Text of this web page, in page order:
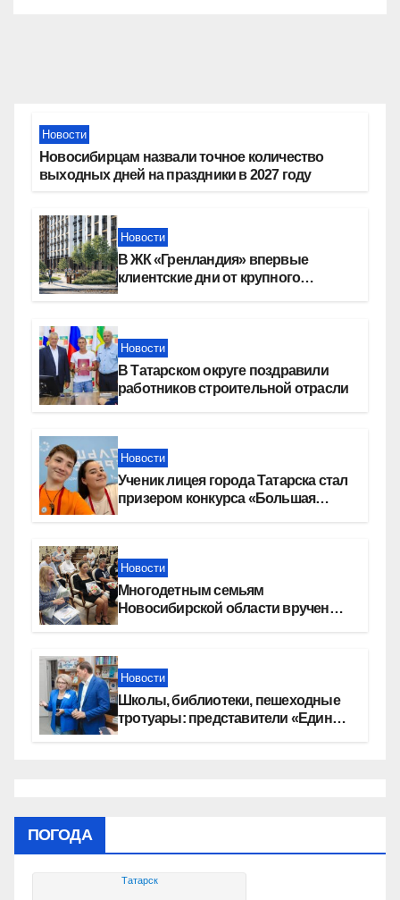
Новости
Новосибирцам назвали точное количество
выходных дней на праздники в 2027 году
Новости
В ЖК «Гренландия» впервые
клиентские дни от крупного
Новости
В Татарском округе поздравили
работников строительной отрасли
Новости
Ученик лицея города Татарска стал
призером конкурса «Большая
Новости
Многодетным семьям
Новосибирской области вручены
Новости
Школы, библиотеки, пешеходные
тротуары: представители «Единой
ПОГОДА
Татарск